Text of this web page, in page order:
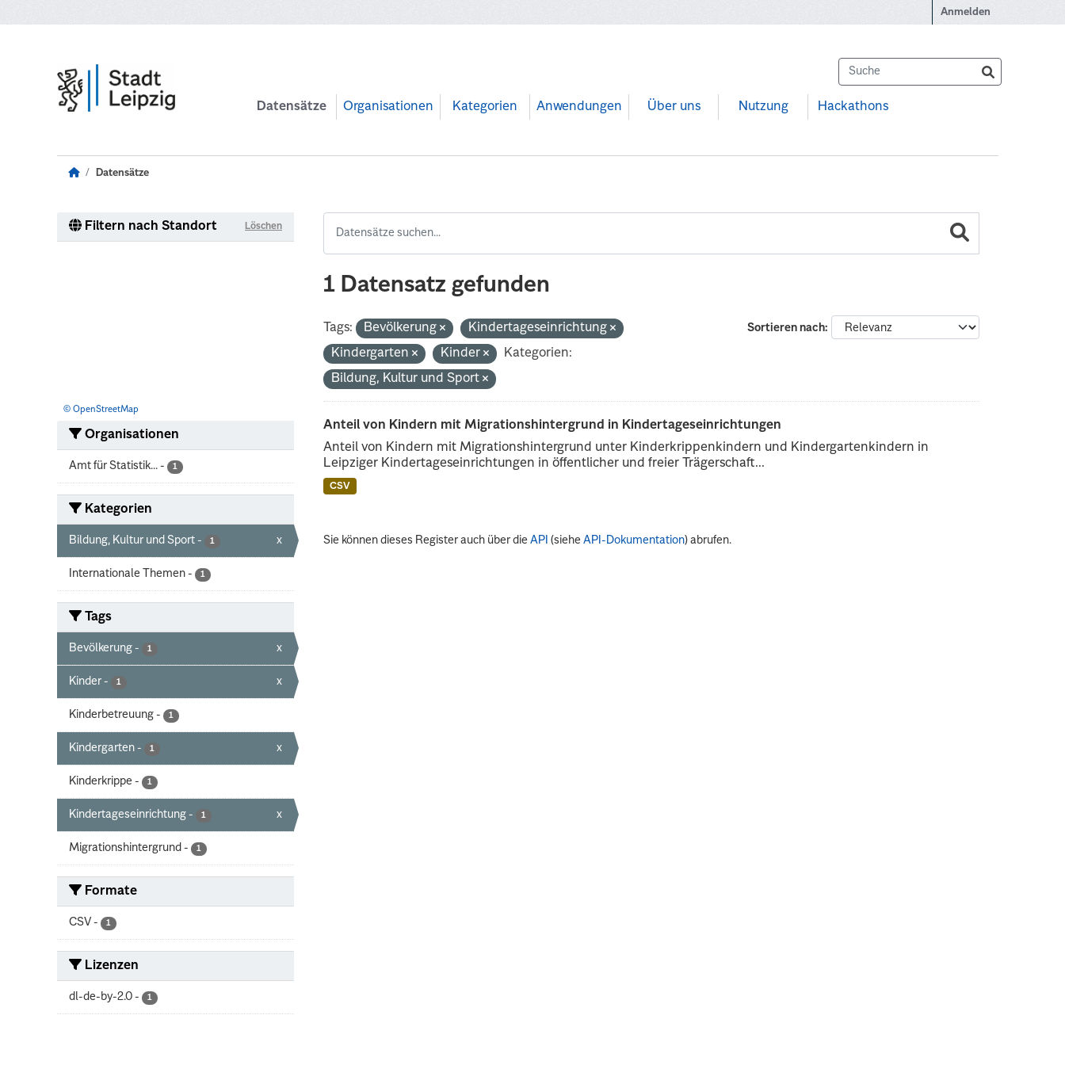
Anmelden
Datensätze Organisationen Kategorien Anwendungen Über uns Nutzung Hackathons
Datensätze
Filtern nach Standort Löschen
© OpenStreetMap
Organisationen
Amt für Statistik... - 1
Kategorien
Bildung, Kultur und Sport - 1 x
Internationale Themen - 1
Tags
Bevölkerung - 1 x
Kinder - 1 x
Kinderbetreuung - 1
Kindergarten - 1 x
Kinderkrippe - 1
Kindertageseinrichtung - 1 x
Migrationshintergrund - 1
Formate
CSV - 1
Lizenzen
dl-de-by-2.0 - 1
1 Datensatz gefunden
Sortieren nach
Tags: Bevölkerung
Kindertageseinrichtung
Kindergarten
Kinder
Kategorien:
Bildung, Kultur und Sport
Anteil von Kindern mit Migrationshintergrund in Kindertageseinrichtungen
Anteil von Kindern mit Migrationshintergrund unter Kinderkrippenkindern und Kindergartenkindern in
Leipziger Kindertageseinrichtungen in öffentlicher und freier Trägerschaft...
CSV
Sie können dieses Register auch über dieAPI (sieheAPI-Dokumentation) abrufen.